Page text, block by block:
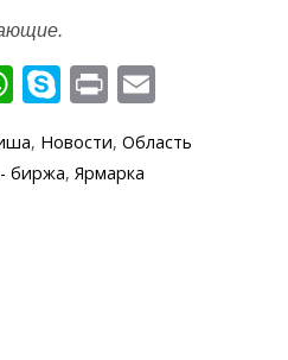
W
at
S
y
p
Pr
in
t ai
, Новости, Область
биржа, Ярмарка